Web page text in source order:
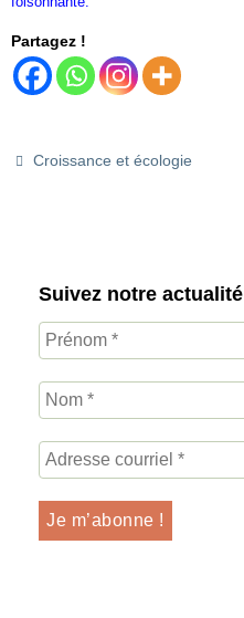
Partagez !
Croissance et écologie
Suivez notre actualité